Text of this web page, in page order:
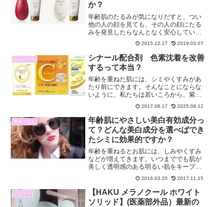
か？
年齢肌のたるみが気になりだすと、つい
他の人の顔を見ても、その人の顔にたる
みを発見したらなんとなく安心している
情けないわたし。TVで女優さんを見ると
流石に見られる仕事だからお顔のライン
が若い頃のままという人も数多く見られ
ます。エステや美容医療...
2015.12.17 2019.03.07
ルシノール
シナール配合剤 色素沈着を改善
するって本当？
年齢を重ねた肌には、シミやくすみがあ
たり前にできます。そんなことにならな
いように、私たちは若いころから、紫外
線対策や美白効果のあるスキンケアを使
ってきました。ところが、30歳を過ぎる
ころからスポット的に美白効果のあるス
ポット美白美容液を使っ...
2017.08.17 2025.09.12
美白・シミ
年齢肌にやさしい美白有効成分っ
て？どんな美白成分を選べばでき
たシミに効果的ですか？
年齢を重ねるとお肌には、しみやくすみ
などが増えてきます。いつまででも肌が
美しく透明感のある明るい肌をキープし
ていきたいと思うのは、年齢関係なく女
性の希望です。しかし、きちんとした美
白成分を知らないとイメージだけで商品
を選ぶこともあります。そ...
2016.03.20 2017.11.15
レビュー
【HAKU メラノクール ホワイト
ソリッド】(医薬部外品）最新の